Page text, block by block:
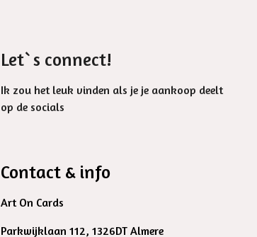
Let`s connect!
Ik zou het leuk vinden als je je aankoop deelt
op de socials
Contact & info
Art On Cards
Parkwijklaan 112, 1326DT Almere